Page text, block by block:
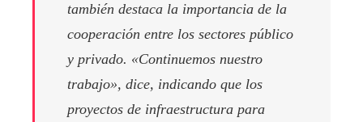
también destaca la importancia de la
cooperación entre los sectores público
y privado. «Continuemos nuestro
trabajo», dice, indicando que los
proyectos de infraestructura para